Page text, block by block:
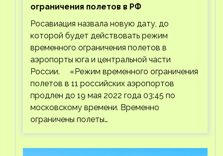
ограничения полетов в РФ
Росавиация назвала новую дату, до
которой будет действовать режим
временного ограничения полетов в
аэропорты юга и центральной части
России. «Режим временного ограничения
полетов в 11 российских аэропортов
продлен до 19 мая 2022 года 03:45 по
московскому времени. Временно
ограничены полеты…